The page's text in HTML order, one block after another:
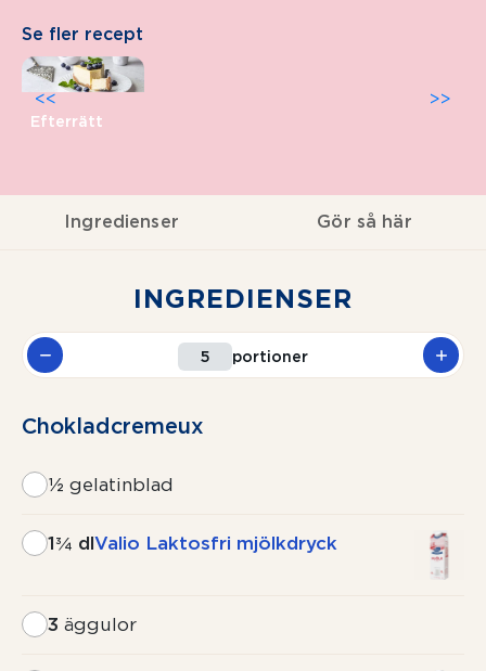
Se fler recept
Efterrätt
>>
<<
Ingredienser Gör så här
INGREDIENSER
portioner
Chokladcremeux
½ gelatinblad
1¾ dlValio Laktosfri mjölkdryck
3 äggulor